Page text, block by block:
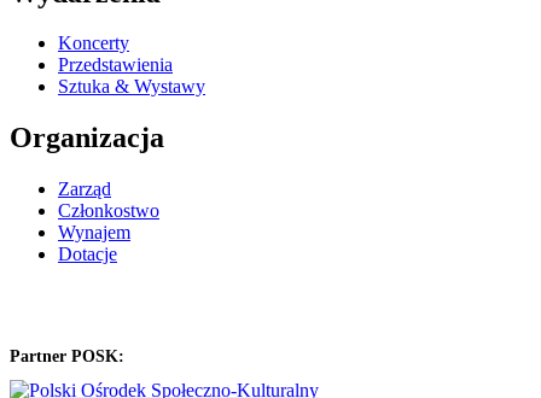
Koncerty
Przedstawienia
Sztuka & Wystawy
Organizacja
Zarząd
Członkostwo
Wynajem
Dotacje
Partner POSK: